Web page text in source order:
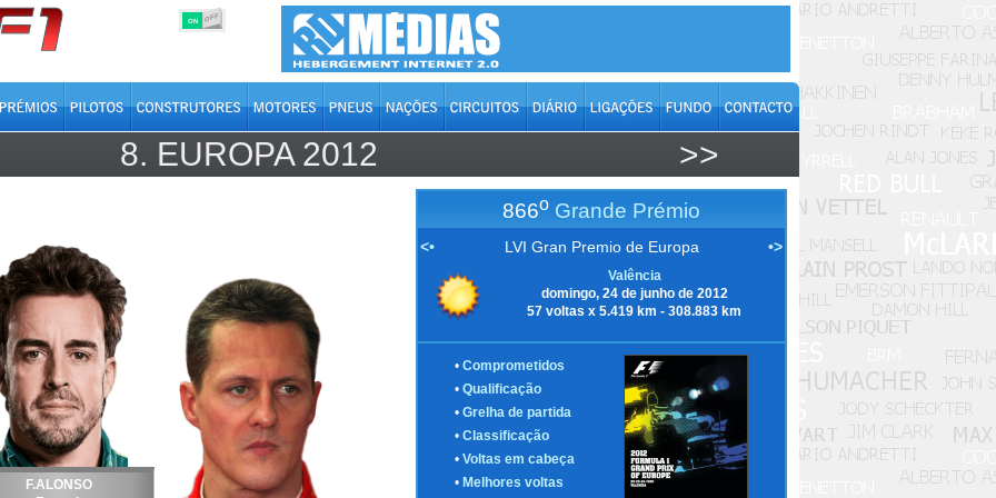
ON OFF
8. EUROPA 2012 >>
F.ALONSO
866o Grande Prémio
<• LVI Gran Premio de Europa •>
Valência
domingo, 24 de junho de 2012
57 voltas x 5.419 km - 308.883 km
• Comprometidos
• Qualificação
• Grelha de partida
• Classificação
• Voltas em cabeça
• Melhores voltas